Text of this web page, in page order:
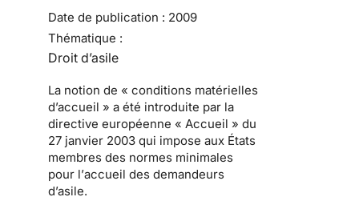
Date de publication : 2009
Thématique :
Droit d’asile
La notion de « conditions matérielles
d’accueil » a été introduite par la
directive européenne « Accueil » du
27 janvier 2003 qui impose aux États
membres des normes minimales
pour l’accueil des demandeurs
d’asile.